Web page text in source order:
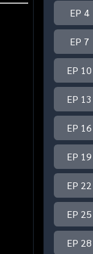
EP 4
EP 7
EP 10
EP 13
EP 16
EP 19
EP 22
EP 25
EP 28